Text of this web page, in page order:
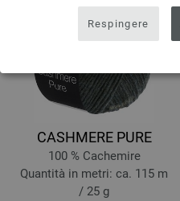
Respingere
CASHMERE PURE
100 % Cachemire
Quantità in metri: ca. 115 m
/ 25 g